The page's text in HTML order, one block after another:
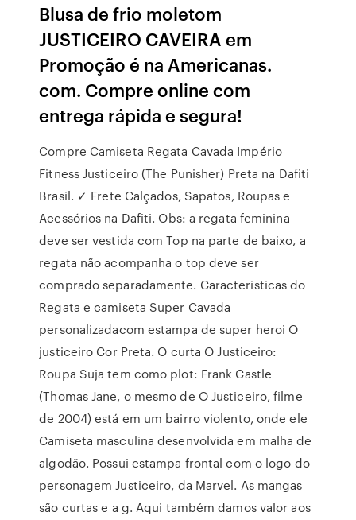
Blusa de frio moletom
JUSTICEIRO CAVEIRA em
Promoção é na Americanas.
com. Compre online com
entrega rápida e segura!
Compre Camiseta Regata Cavada Império
Fitness Justiceiro (The Punisher) Preta na Dafiti
Brasil. ✓ Frete Calçados, Sapatos, Roupas e
Acessórios na Dafiti. Obs: a regata feminina
deve ser vestida com Top na parte de baixo, a
regata não acompanha o top deve ser
comprado separadamente. Caracteristicas do
Regata e camiseta Super Cavada
personalizadacom estampa de super heroi O
justiceiro Cor Preta. O curta O Justiceiro:
Roupa Suja tem como plot: Frank Castle
(Thomas Jane, o mesmo de O Justiceiro, filme
de 2004) está em um bairro violento, onde ele
Camiseta masculina desenvolvida em malha de
algodão. Possui estampa frontal com o logo do
personagem Justiceiro, da Marvel. As mangas
são curtas e a g. Aqui também damos valor aos